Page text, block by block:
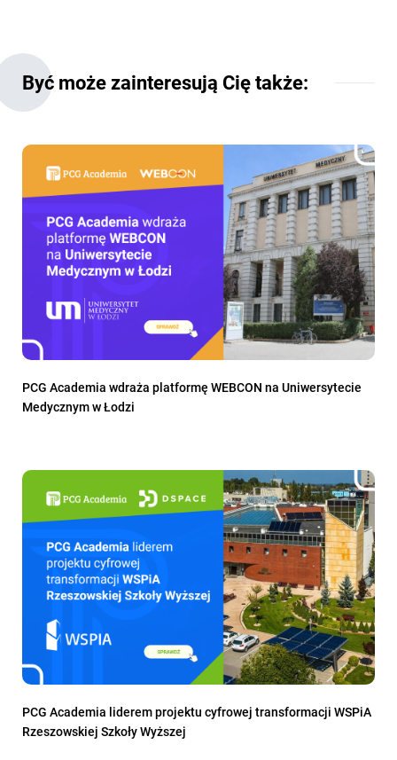
Być może zainteresują Cię także:
PCG Academia wdraża platformę WEBCON na Uniwersytecie
Medycznym w Łodzi
PCG Academia liderem projektu cyfrowej transformacji WSPiA
Rzeszowskiej Szkoły Wyższej